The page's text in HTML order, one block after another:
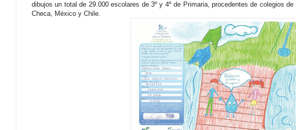
dibujos un total de 29.000 escolares de 3º y 4º de Primaria, procedentes de colegios
Checa, México y Chile.